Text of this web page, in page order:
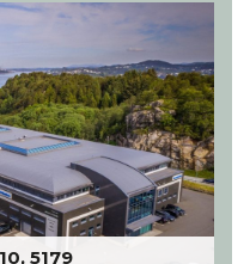
5179